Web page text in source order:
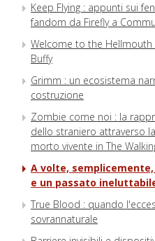
Keep Flying : appunti sui
fandom da Firefly a
Welcome to the
Buffy
Grimm : un ecosistema
costruzione
Zombie come noi : la
dello straniero attraverso
morto vivente in The
A volte,
e un passato
True Blood : quando
sovrannaturale